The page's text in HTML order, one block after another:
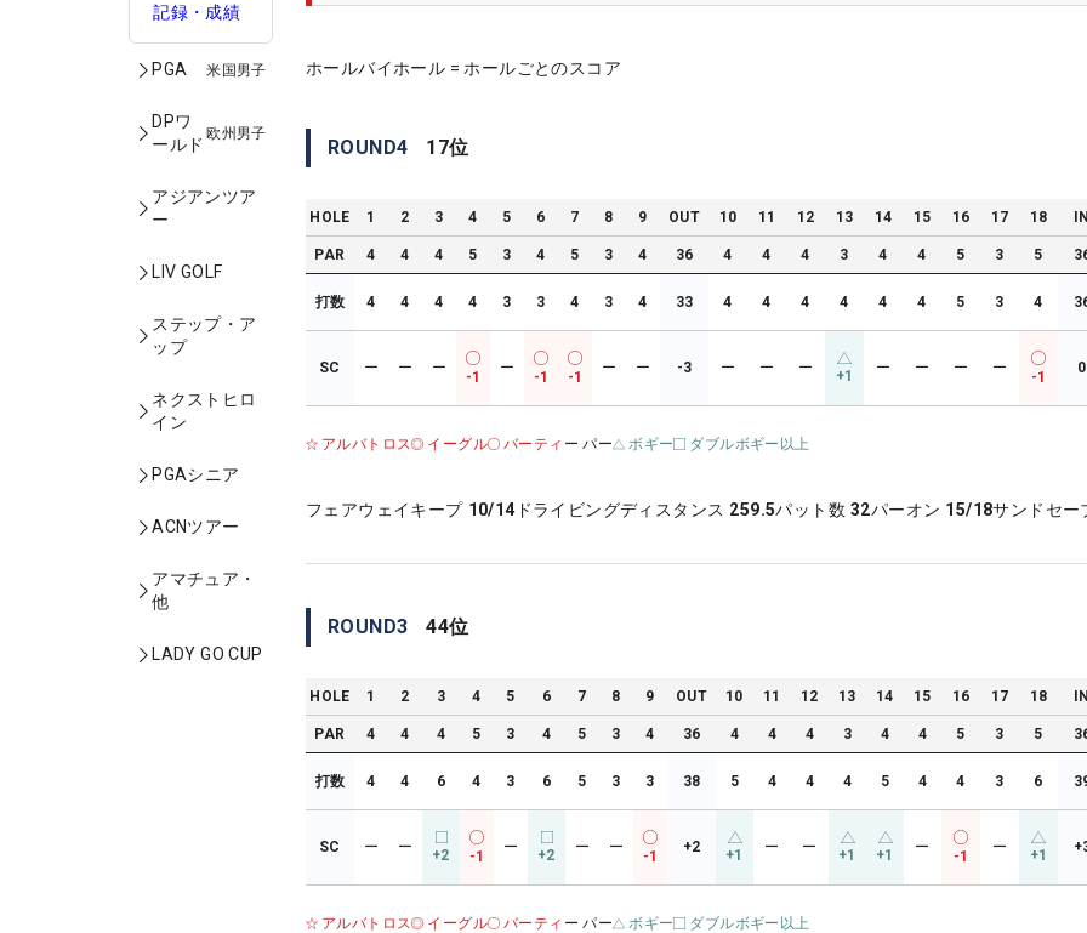
記録・成績
PGA 米国男子
DPワ
ールド
欧州男子
アジアンツア
ー
LIV GOLF
ステップ・ア
ップ
ネクストヒロ
イン
PGAシニア
ACNツアー
アマチュア・
他
LADY GO CUP
ホールバイホール = ホールごとのスコア
ROUND4 17位
HOLE 1 2 3 4 5 6 7 8 9 OUT 10 11 12 13 14 15 16 17 18
PAR 4 4 4 5 3 4 5 3 4 36 4 4 4 3 4 4 5 3 5
打数 4 4 4 4 3 3 4 3 4 33 4 4 4 4 4 4 5 3 4
SC ー ー ー
-1
ー
-1 -1
ー ー -3 ー ー ー +1 ー ー ー ー
-1
0
アルバトロス イーグル バーティ ー パー ボギー ダブルボギー以上
フェアウェイキープ 10/14 ドライビングディスタンス 259.5パット数 32パーオン 15/18サンドセー
ROUND3 44位
HOLE 1 2 3 4 5 6 7 8 9 OUT 10 11 12 13 14 15 16 17 18
PAR 4 4 4 5 3 4 5 3 4 36 4 4 4 3 4 4 5 3 5
打数 4 4 6 4 3 6 5 3 3 38 5 4 4 4 5 4 4 3 6
SC ー ー +2 -1
ー +2 ー ー
-1
+2 +1 ー ー +1 +1 ー
-1
ー +1
アルバトロス イーグル バーティ ー パー ボギー ダブルボギー以上